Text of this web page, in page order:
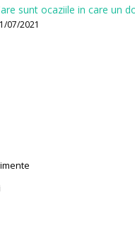
07/2021